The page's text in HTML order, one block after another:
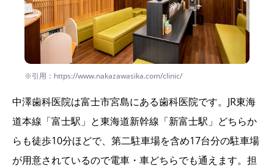
※引用：https://www.nakazawasika.com/clinic/
中澤歯科医院は富士市宮島にある歯科医院です。JR東海
道本線「富士駅」と東海道新幹線「新富士駅」どちらか
らも徒歩10分ほどで、第二駐車場を含め17台分の駐車場
が用意されているので電車・車どちらでも通えます。担